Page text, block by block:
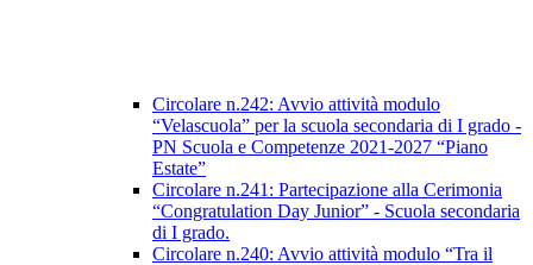
Circolare n.242: Avvio attività modulo
“Velascuola” per la scuola secondaria di I grado -
PN Scuola e Competenze 2021-2027 “Piano
Estate”
Circolare n.241: Partecipazione alla Cerimonia
“Congratulation Day Junior” - Scuola secondaria
di I grado.
Circolare n.240: Avvio attività modulo “Tra il